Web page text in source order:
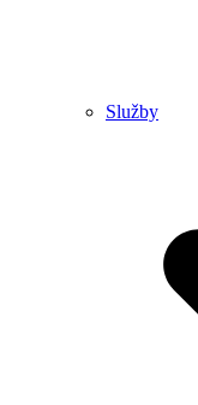
Služby